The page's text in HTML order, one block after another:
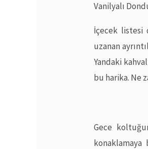
Vanilyalı
İçecek listesi
uzanan
Yandaki
bu harika. Ne
Gece
konaklamaya